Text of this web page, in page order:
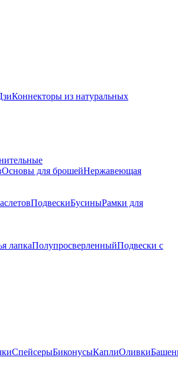
Коннекторы из натуральных
Основы для брошейНержавеющая
ПодвескиБусиныРамки для
лапкаПолупросверленныйПодвески с
СпейсерыБиконусыКаплиОливки